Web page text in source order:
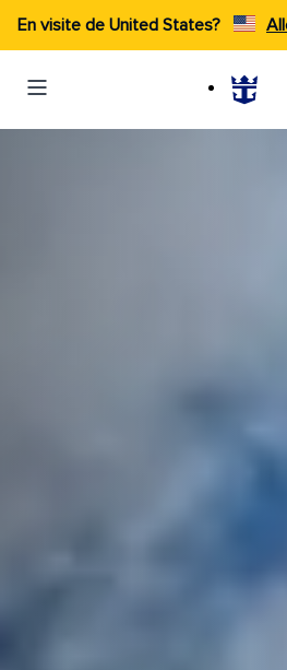
En visite de United States?